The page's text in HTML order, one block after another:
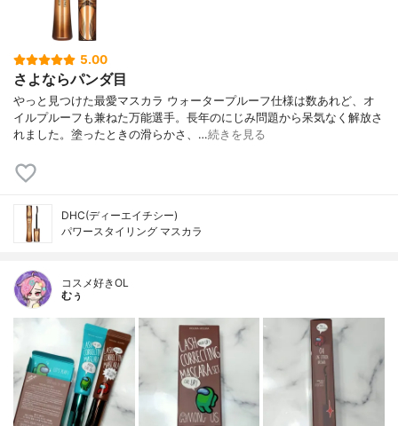
5.00
さよならパンダ目
やっと見つけた最愛マスカラ ウォータープルーフ仕様は数あれど、オ
イルプルーフも兼ねた万能選手。長年のにじみ問題から呆気なく解放さ
れました。塗ったときの滑らかさ、…続きを見る
DHC(ディーエイチシー)
パワースタイリング マスカラ
コスメ好きOL
むぅ